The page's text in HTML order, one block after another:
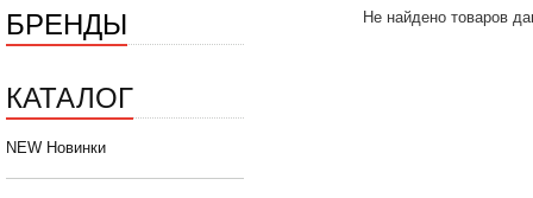
БРЕНДЫ
КАТАЛОГ
NEW Новинки
Не найдено товаров